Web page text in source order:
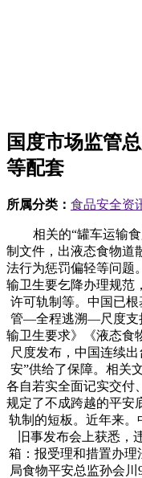
国度市场监管
等配套
所属分类： 食品安全资
相关的“罐车运输食
制文件，出液态食物道
法行为惩罚偏轻等问题
输卫生要乞降办理规范
许可轨制等。中国已
管—全程逃溯—尺度支
输卫生要求》《液态食
尺度发布，中国连续
安”供给了保障。相关
各自若实全面记实交付
规定了不成跨越的平安
轨制的短板。近年来。
旧事发布会上获悉，
箱：报受理和措置办理
局食物平安总监孙会